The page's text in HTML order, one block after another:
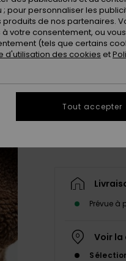
Prévue à
Voir la
pour personnaliser les
de nos partenaires.
votre consentement, ou
(tels que certains
d'utilisation des cookies et
Tout accepter